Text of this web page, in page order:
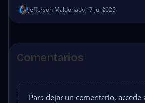
Jefferson Maldonado · 7 Jul 2025
Comentarios
Para dejar un comentario, accede